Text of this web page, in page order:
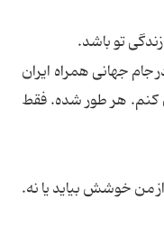
تو باشد.
جهانى همراه ایران
كنم. هر طور شده. فقط
من خوشش بیاید یا نه.